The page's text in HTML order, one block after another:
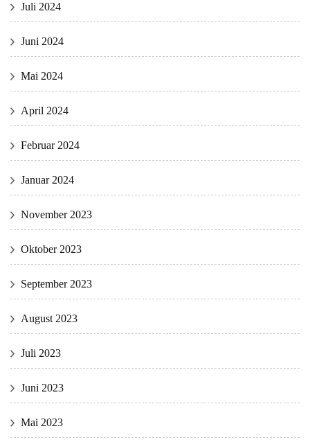
Juli 2024
Juni 2024
Mai 2024
April 2024
Februar 2024
Januar 2024
November 2023
Oktober 2023
September 2023
August 2023
Juli 2023
Juni 2023
Mai 2023